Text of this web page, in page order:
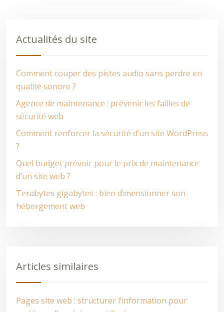
Actualités du site
Comment couper des pistes audio sans perdre en
qualité sonore ?
Agence de maintenance : prévenir les failles de
sécurité web
Comment renforcer la sécurité d’un site WordPress
?
Quel budget prévoir pour le prix de maintenance
d’un site web ?
Terabytes gigabytes : bien dimensionner son
hébergement web
Articles similaires
Pages site web : structurer l’information pour